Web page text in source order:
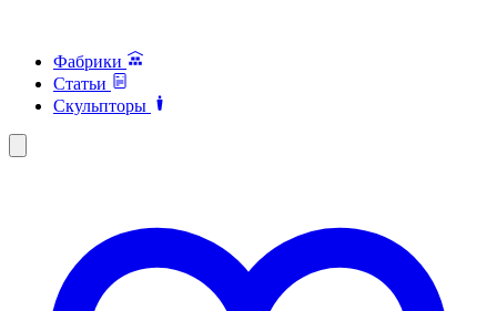
Фабрики
Статьи
Скульпторы